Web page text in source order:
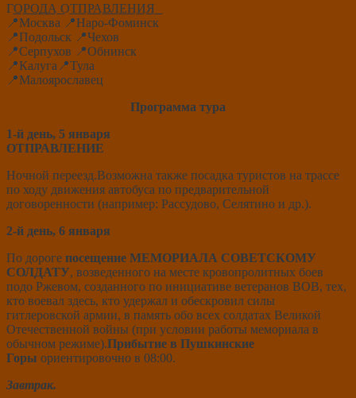
Г͟͟О͟͟Р͟͟О͟͟Д͟͟А͟͟ О͟͟Т͟͟П͟͟Р͟͟А͟͟В͟͟Л͟͟Е͟͟Н͟͟И͟͟Я͟͟
📍Москва 📍Наро-Фоминск
📍Подольск 📍Чехов
📍Серпухов 📍Обнинск
📍Калуга📍Тула
📍Малоярославец
Программа тура
1-й день, 5 января
ОТПРАВЛЕНИЕ
Ночной переезд.Возможна также посадка туристов на трассе
по ходу движения автобуса по предварительной
договоренности (например: Рассудово, Селятино и др.).
2-й день, 6 января
По дороге посещение МЕМОРИАЛА СОВЕТСКОМУ
СОЛДАТУ, возведенного на месте кровопролитных боев
подо Ржевом, созданного по инициативе ветеранов ВОВ, тех,
кто воевал здесь, кто удержал и обескровил силы
гитлеровской армии, в память обо всех солдатах Великой
Отечественной войны (при условии работы мемориала в
обычном режиме).Прибытие в Пушкинские
Горы ориентировочно в 08:00.
Завтрак.